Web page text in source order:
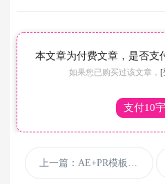
本文章为付费文章，是否支
如果您已购买过该文章， [
支付10
上一篇：AE+PR模板-700组视频调色光效转场预设 700 Video Creation Suite V2 –